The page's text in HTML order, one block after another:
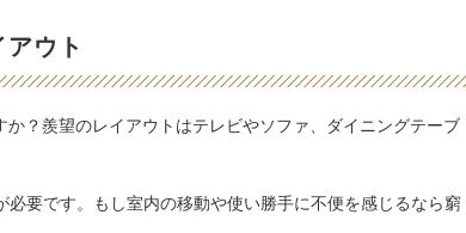
ウト
？羨望のレイアウトはテレビやソファ、ダイニングテーブ
要です。もし室内の移動や使い勝手に不便を感じるなら窮